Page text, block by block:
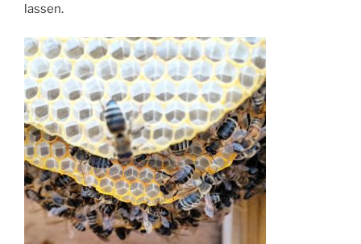
lassen.